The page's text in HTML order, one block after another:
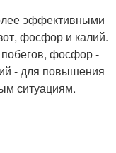
эффективными
фосфор и калий.
побегов, фосфор -
- для повышения
ситуациям.